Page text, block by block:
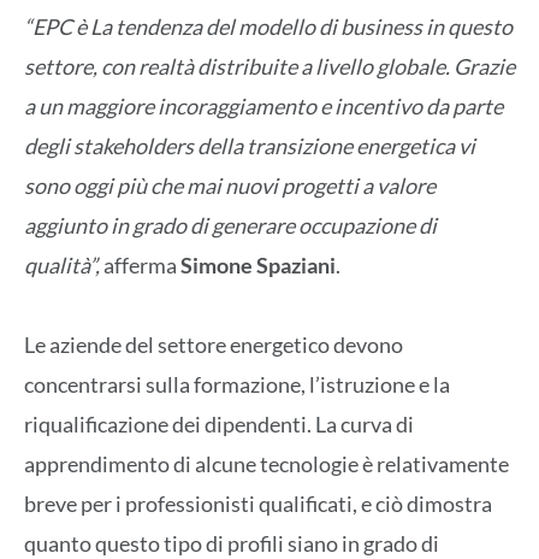
“EPC è La tendenza del modello di business in questo
settore, con realtà distribuite a livello globale. Grazie
a un maggiore incoraggiamento e incentivo da parte
degli stakeholders della transizione energetica vi
sono oggi più che mai nuovi progetti a valore
aggiunto in grado di generare occupazione di
qualità”,affermaSimoneSpaziani.
Le aziende del settore energetico devono
concentrarsi sulla formazione, l’istruzione e la
riqualificazione dei dipendenti. La curva di
apprendimento di alcune tecnologie è relativamente
breve per i professionisti qualificati, e ciò dimostra
quanto questo tipo di profili siano in grado di